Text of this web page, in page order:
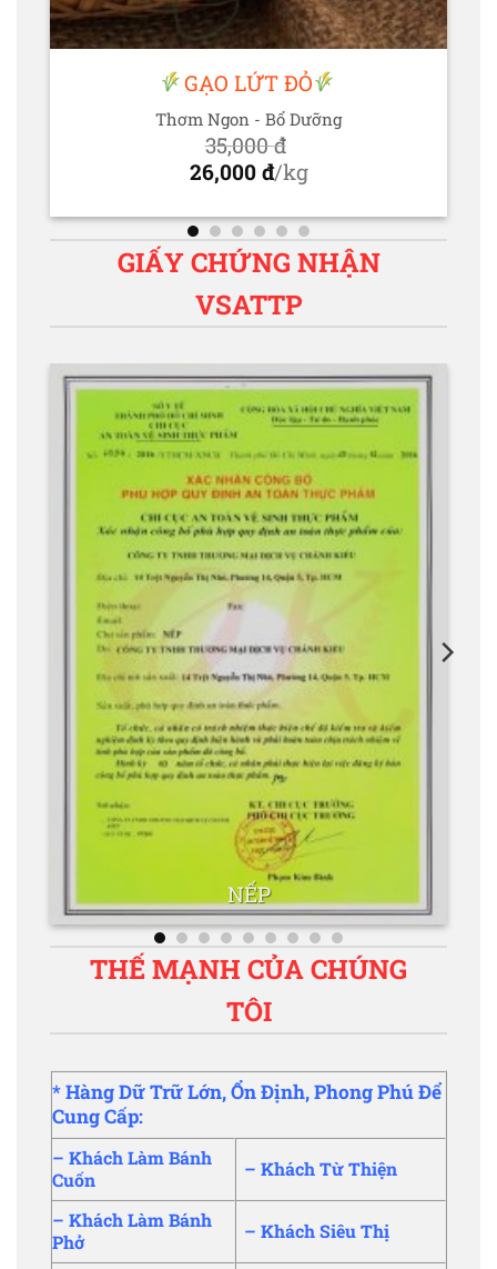
GẠO LỨT ĐỎ
Thơm Ngon - Bổ Dưỡng
35,000đ
Giá
là:
35,000 đ.
26,000 đ/kg
hiện
tại
là:
26,000 đ.
GIẤY CHỨNG NHẬN
VSATTP
NẾP
THẾ MẠNH CỦA CHÚNG
TÔI
* Hàng Dữ Trữ Lớn, Ổn Định, Phong Phú Để
Cung Cấp:
– Khách Làm Bánh
Cuốn
–Khách Từ Thiện
– Khách Làm Bánh
Phở
–Khách Siêu Thị